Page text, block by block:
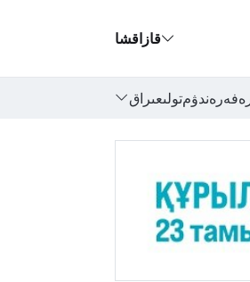
قازاقشا
تولىعىراق